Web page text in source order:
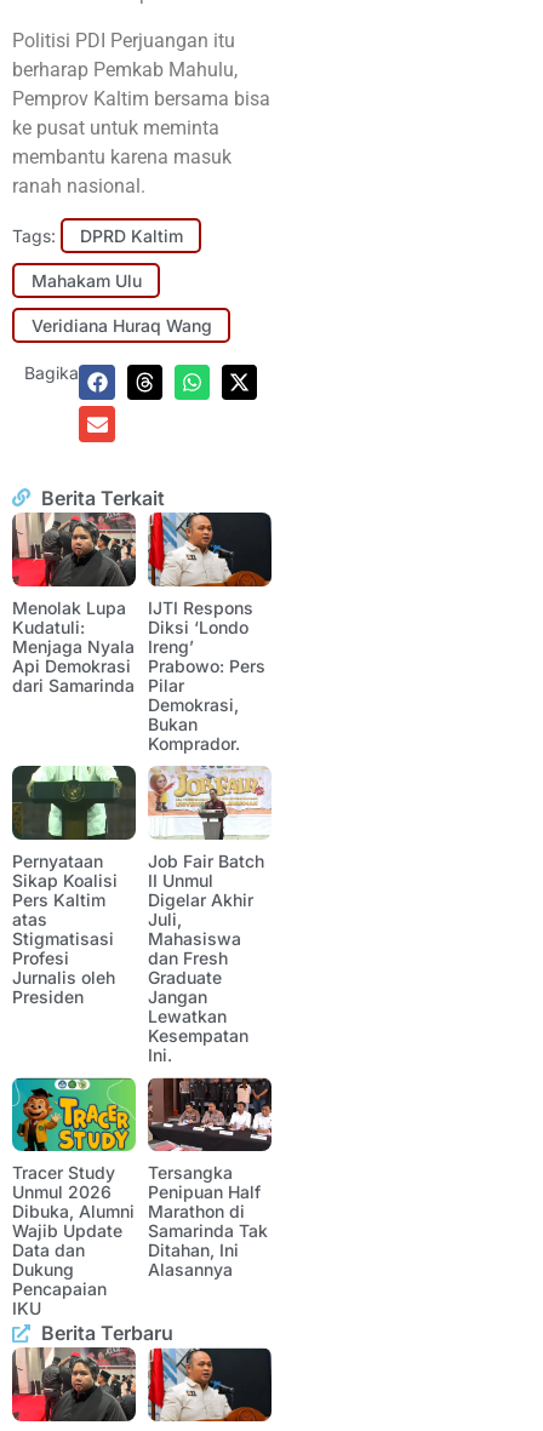
Politisi PDI Perjuangan itu
berharap Pemkab Mahulu,
Pemprov Kaltim bersama bisa
ke pusat untuk meminta
membantu karena masuk
ranah nasional.
Tags: DPRD Kaltim
Mahakam Ulu
Veridiana Huraq Wang
Bagikan:
Berita Terkait
Menolak Lupa
Kudatuli:
Menjaga Nyala
Api Demokrasi
dari Samarinda
IJTI Respons
Diksi ‘Londo
Ireng’
Prabowo: Pers
Pilar
Demokrasi,
Bukan
Komprador.
Pernyataan
Sikap Koalisi
Pers Kaltim
atas
Stigmatisasi
Profesi
Jurnalis oleh
Presiden
Job Fair Batch
II Unmul
Digelar Akhir
Juli,
Mahasiswa
dan Fresh
Graduate
Jangan
Lewatkan
Kesempatan
Ini.
Tracer Study
Unmul 2026
Dibuka, Alumni
Wajib Update
Data dan
Dukung
Pencapaian
IKU
Tersangka
Penipuan Half
Marathon di
Samarinda Tak
Ditahan, Ini
Alasannya
Berita Terbaru